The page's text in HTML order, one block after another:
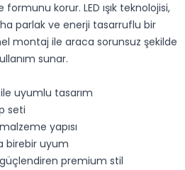
formunu korur. LED ışık teknolojisi,
parlak ve enerji tasarruflu bir
montaj ile araca sorunsuz şekilde
sunar.
uyumlu tasarım
seti
yapısı
birebir uyum
premium stil